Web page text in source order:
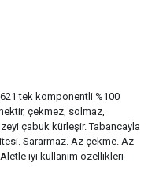
tek komponentli %100
çekmez, solmaz,
çabuk kürleşir. Tabancayla
Sararmaz. Az çekme. Az
iyi kullanım özellikleri